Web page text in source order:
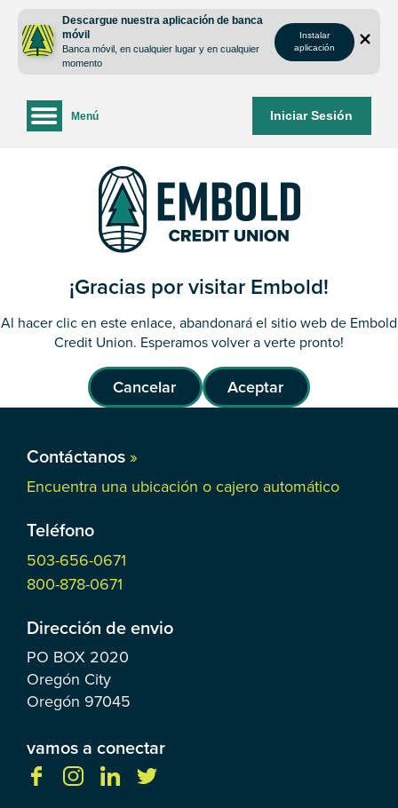
contenido
inicio
Descargue nuestra aplicación de banca
móvil
Banca móvil, en cualquier lugar y en cualquier
momento
Instalar
aplicación
Iniciar Sesión
Menú
¡Gracias por visitar Embold!
Al hacer clic en este enlace, abandonará el sitio web de Embold
Credit Union. Esperamos volver a verte pronto!
Cancelar Aceptar
Contáctanos »
Encuentra una ubicación o cajero automático
Teléfono
503-656-0671
800-878-0671
Dirección de envio
PO BOX 2020
Oregón City
Oregón 97045
vamos a conectar